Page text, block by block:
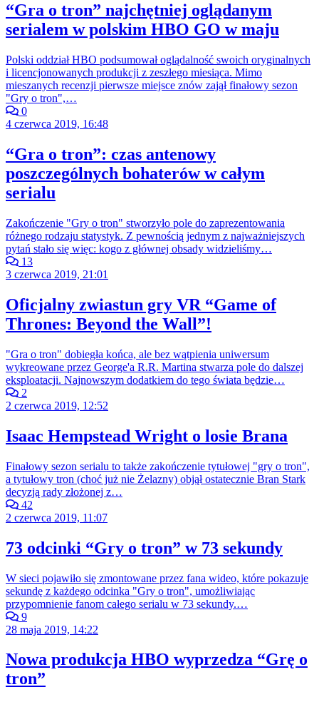
“Gra o tron” najchętniej oglądanym
serialem w polskim HBO GO w maju
Polski oddział HBO podsumował oglądalność swoich oryginalnych
i licencjonowanych produkcji z zeszłego miesiąca. Mimo
mieszanych recenzji pierwsze miejsce znów zajął finałowy sezon
"Gry o tron",…
0
4 czerwca 2019, 16:48
“Gra o tron”: czas antenowy
poszczególnych bohaterów w całym
serialu
Zakończenie "Gry o tron" stworzyło pole do zaprezentowania
różnego rodzaju statystyk. Z pewnością jednym z najważniejszych
pytań stało się więc: kogo z głównej obsady widzieliśmy…
13
3 czerwca 2019, 21:01
Oficjalny zwiastun gry VR “Game of
Thrones: Beyond the Wall”!
"Gra o tron" dobiegła końca, ale bez wątpienia uniwersum
wykreowane przez George'a R.R. Martina stwarza pole do dalszej
eksploatacji. Najnowszym dodatkiem do tego świata będzie…
2
2 czerwca 2019, 12:52
Isaac Hempstead Wright o losie Brana
Finałowy sezon serialu to także zakończenie tytułowej "gry o tron",
a tytułowy tron (choć już nie Żelazny) objął ostatecznie Bran Stark
decyzją rady złożonej z…
42
2 czerwca 2019, 11:07
73 odcinki “Gry o tron” w 73 sekundy
W sieci pojawiło się zmontowane przez fana wideo, które pokazuje
sekundę z każdego odcinka "Gry o tron", umożliwiając
przypomnienie fanom całego serialu w 73 sekundy.…
9
28 maja 2019, 14:22
Nowa produkcja HBO wyprzedza “Grę o
tron”